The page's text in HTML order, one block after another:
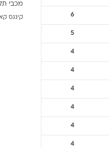
6
5
4
4
4
4
4
4
מכבי
קינגס